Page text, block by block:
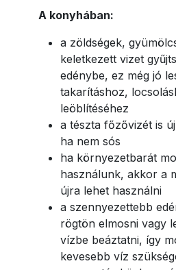
A konyhában:
a zöldségek,
keletkezett vizet
edénybe, ez még jó
takarításhoz,
leöblítéséhez
a tészta főzővizét is
ha nem sós
ha környezetbarát
használunk, akkor a
újra lehet használni
a szennyezettebb
rögtön elmosni vagy
vízbe beáztatni, így
kevesebb víz